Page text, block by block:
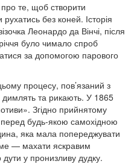
те, щоб створити
без коней. Історія
Леонардо да Вінчі, після
було чимало спроб
за допомогою парового
процесу, пов’язаний з
та рикають. У 1865
Згідно прийнятому
будь-якою самохідною
яка мала попереджувати
— махати яскравим
у пронизливу дудку.